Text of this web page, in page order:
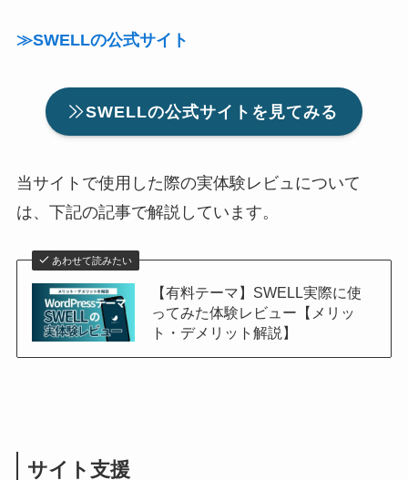
≫SWELLの公式サイト
SWELLの公式サイトを見てみる
当サイトで使用した際の実体験レビュについて
は、下記の記事で解説しています。
あわせて読みたい
【有料テーマ】SWELL実際に使
ってみた体験レビュー【メリッ
ト・デメリット解説】
サイト支援